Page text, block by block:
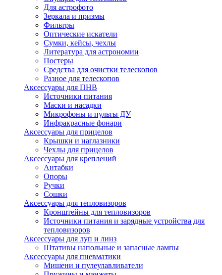
Для астрофото
Зеркала и призмы
Фильтры
Оптические искатели
Сумки, кейсы, чехлы
Литература для астрономии
Постеры
Средства для очистки телескопов
Разное для телескопов
Аксессуары для ПНВ
Источники питания
Маски и насадки
Микрофоны и пульты ДУ
Инфракрасные фонари
Аксессуары для прицелов
Крышки и наглазники
Чехлы для прицелов
Аксессуары для креплений
Антабки
Опоры
Ручки
Сошки
Аксессуары для тепловизоров
Кронштейны для тепловизоров
Источники питания и зарядные устройства для
тепловизоров
Аксессуары для луп и линз
Штативы напольные и запасные лампы
Аксессуары для пневматики
Мишени и пулеулавливатели